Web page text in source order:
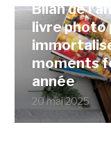
Bilan de
livre photo
moments
année
20 mai 2025